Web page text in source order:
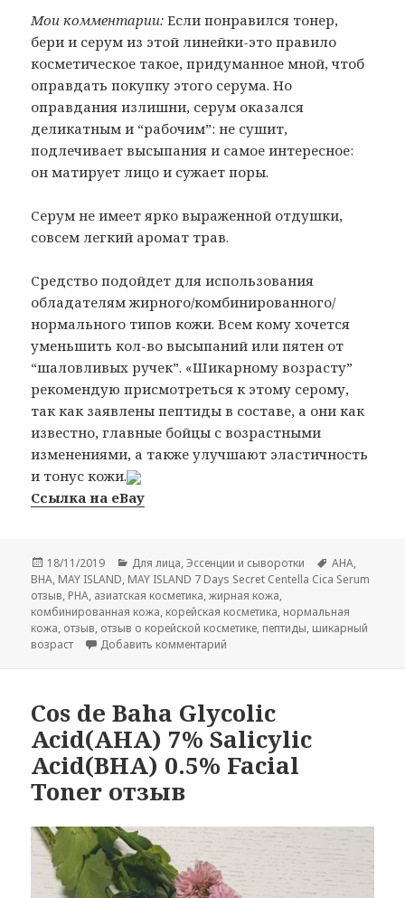
Мои комментарии: Если понравился тонер,
бери и серум из этой линейки-это правило
косметическое такое, придуманное мной, чтоб
оправдать покупку этого серума. Но
оправдания излишни, серум оказался
деликатным и “рабочим”: не сушит,
подлечивает высыпания и самое интересное:
он матирует лицо и сужает поры.
Серум не имеет ярко выраженной отдушки,
совсем легкий аромат трав.
Средство подойдет для использования
обладателям жирного/комбинированного/
нормального типов кожи. Всем кому хочется
уменьшить кол-во высыпаний или пятен от
“шаловливых ручек”. «Шикарному возрасту”
рекомендую присмотреться к этому серому,
так как заявлены пептиды в составе, а они как
известно, главные бойцы с возрастными
изменениями, а также улучшают эластичность
и тонус кожи.
Ссылка на eBay
Опубликовано
18/11/2019 Рубрики
Для лица,Эссенции и сыворотки Метки
AHA,
BHA, MAY ISLAND, MAY ISLAND 7 Days Secret Centella Cica Serum
отзыв, PHA, азиатская косметика,жирная кожа,
комбинированная кожа, корейская косметика, нормальная
кожа, отзыв, отзыв о корейской косметике, пептиды, шикарный
возраст
Добавить комментарий
Cos de Baha Glycolic
Acid(AHA) 7% Salicylic
Acid(BHA) 0.5% Facial
Toner отзыв